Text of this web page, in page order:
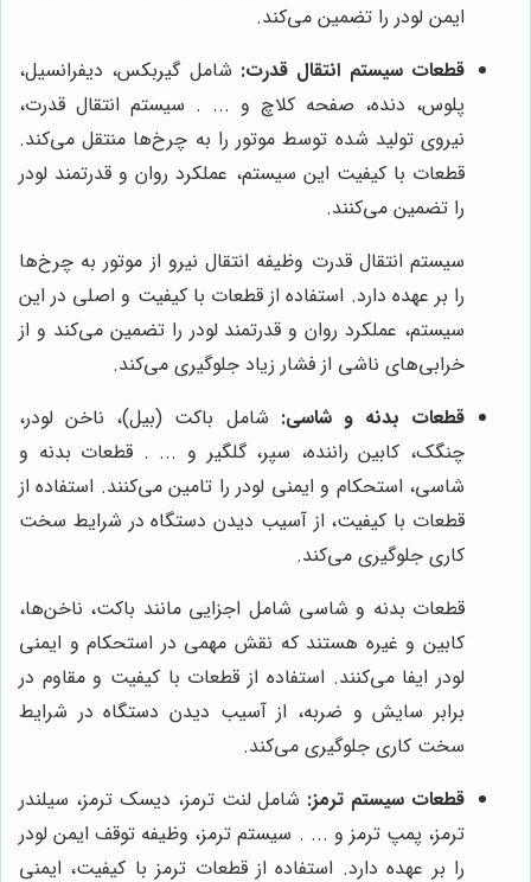
ایمن لودر را تضمین می‌کند.
قطعات سیستم انتقال قدرت: شامل گیربکس، دیفرانسیل،
پلوس، دنده، صفحه کلاچ و ... . سیستم انتقال قدرت،
نیروی تولید شده توسط موتور را به چرخ‌ها منتقل می‌کند.
قطعات با کیفیت این سیستم، عملکرد روان و قدرتمند لودر
را تضمین می‌کنند.
سیستم انتقال قدرت وظیفه انتقال نیرو از موتور به چرخ‌ها
را بر عهده دارد. استفاده از قطعات با کیفیت و اصلی در این
سیستم، عملکرد روان و قدرتمند لودر را تضمین می‌کند و از
خرابی‌های ناشی از فشار زیاد جلوگیری می‌کند.
قطعات بدنه و شاسی: شامل باکت (بیل)، ناخن لودر،
چنگک، کابین راننده، سپر، گلگیر و ... . قطعات بدنه و
شاسی، استحکام و ایمنی لودر را تامین می‌کنند. استفاده از
قطعات با کیفیت، از آسیب دیدن دستگاه در شرایط سخت
کاری جلوگیری می‌کند.
قطعات بدنه و شاسی شامل اجزایی مانند باکت، ناخن‌ها،
کابین و غیره هستند که نقش مهمی در استحکام و ایمنی
لودر ایفا می‌کنند. استفاده از قطعات با کیفیت و مقاوم در
برابر سایش و ضربه، از آسیب دیدن دستگاه در شرایط
سخت کاری جلوگیری می‌کند.
قطعات سیستم ترمز: شامل لنت ترمز، دیسک ترمز، سیلندر
ترمز، پمپ ترمز و ... . سیستم ترمز، وظیفه توقف ایمن لودر
را بر عهده دارد. استفاده از قطعات ترمز با کیفیت، ایمنی